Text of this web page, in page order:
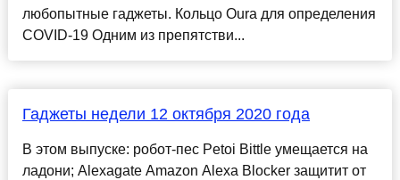
любопытные гаджеты. Кольцо Oura для определения
COVID-19 Одним из препятстви...
Гаджеты недели 12 октября 2020 года
В этом выпуске: робот-пес Petoi Bittle умещается на
ладони; Alexagate Amazon Alexa Blocker защитит от